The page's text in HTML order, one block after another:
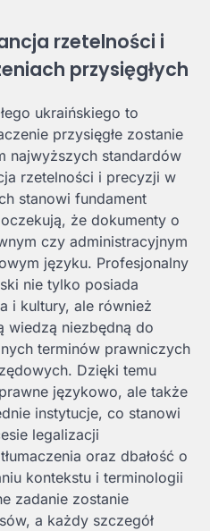
rzetelności i
przysięgłych
ukraińskiego to
przysięgłe zostanie
najwyższych standardów
rzetelności i precyzji w
stanowi fundament
że dokumenty o
czy administracyjnym
języku. Profesjonalny
nie tylko posiada
i kultury, ale również
wiedzą niezbędną do
terminów prawniczych
Dzięki temu
językowo, ale także
instytucje, co stanowi
legalizacji
oraz dbałość o
kontekstu i terminologii
zadanie zostanie
a każdy szczegół